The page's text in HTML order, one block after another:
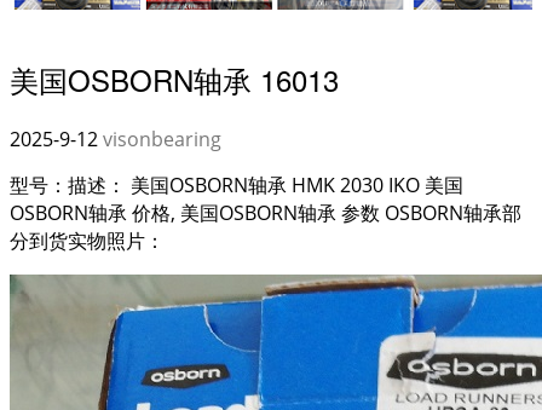
美国OSBORN轴承 16013
2025-9-12visonbearing
型号：描述： 美国OSBORN轴承 HMK 2030 IKO 美国
OSBORN轴承 价格, 美国OSBORN轴承 参数 OSBORN轴承部
分到货实物照片：